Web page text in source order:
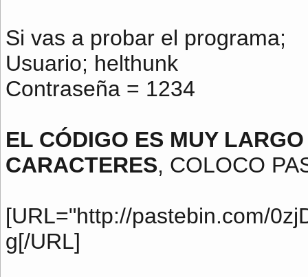
Si vas a probar el programa;
Usuario; helthunk
Contraseña = 1234
EL CÓDIGO ES MUY
CARACTERES, COLOCO
[URL="http://pastebin.com/
g[/URL]